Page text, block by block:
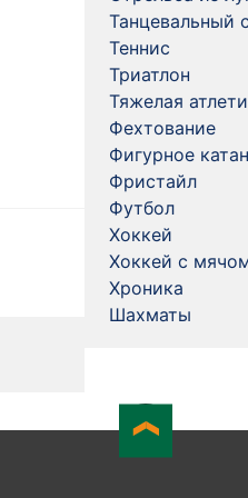
Танцевальный
Теннис
Триатлон
Тяжелая
Фехтование
Фигурное
Фристайл
Футбол
Хоккей
Хоккей с
Хроника
Шахматы